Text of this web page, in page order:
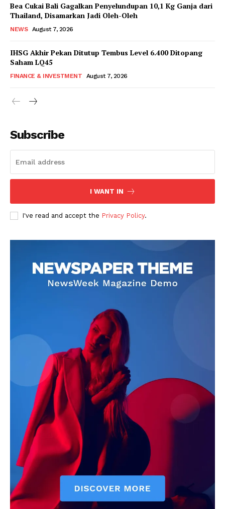
Bea Cukai Bali Gagalkan Penyelundupan 10,1 Kg Ganja dari
Thailand, Disamarkan Jadi Oleh-Oleh
NEWS August 7, 2026
IHSG Akhir Pekan Ditutup Tembus Level 6.400 Ditopang
Saham LQ45
FINANCE & INVESTMENT August 7, 2026
Subscribe
I WANT IN
I've read and accept the Privacy Policy.